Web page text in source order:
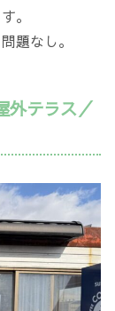
。
題なし。
外テラス／